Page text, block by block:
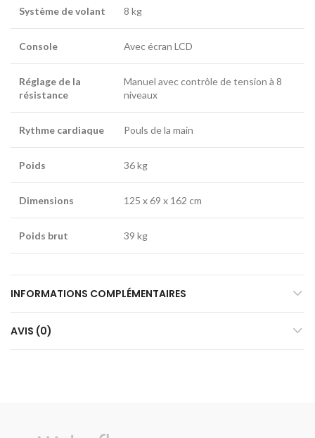
Système de volant 8 kg
Console Avec écran LCD
Réglage de la
résistance
Manuel avec contrôle de tension à 8
niveaux
Rythme cardiaque Pouls de la main
Poids 36 kg
Dimensions 125 x 69 x 162 cm
Poids brut 39 kg
INFORMATIONS COMPLÉMENTAIRES
AVIS (0)